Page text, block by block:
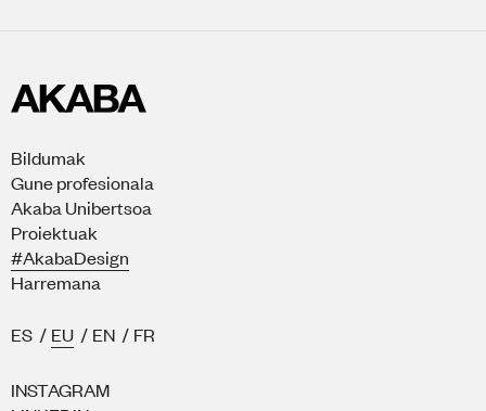
INSTAGRAM
Bildumak
Gune profesionala
Akaba Unibertsoa
Proiektuak
#AkabaDesign
Harremana
ES / EU / EN / FR